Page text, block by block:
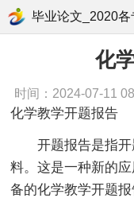
毕业论文_2020
化
时间：2024-07-11
化学教学开题报告
开题报告是指开
料。这是一种新的
备的化学教学开题报